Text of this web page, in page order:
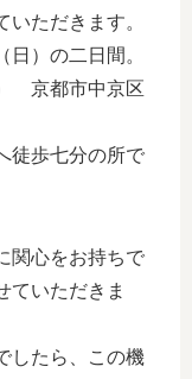
ただきます。
）の二日間。
京都市中京区
徒歩七分の所で
関心をお持ちで
ていただきま
したら、この機